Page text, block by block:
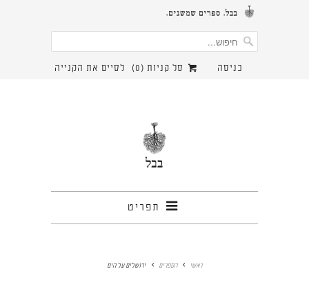
כניסה לסיים את הקנייה סל קניות ( 0
)
תפריט
ראשי הספרים ירושלים על הים